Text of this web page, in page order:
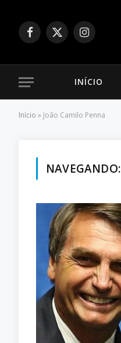
Facebook
X
Instagram
INÍCIO
Início » João Camilo Penna
NAVEGANDO: